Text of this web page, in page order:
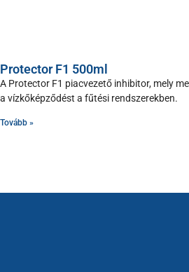
Protector F1 500ml
A Protector F1 piacvezető inhibitor, mely
a vízkőképződést a fűtési rendszerekben.
Tovább »